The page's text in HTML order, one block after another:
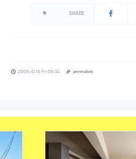
SHARE
2009.10.16 Fri 09:32 permalink